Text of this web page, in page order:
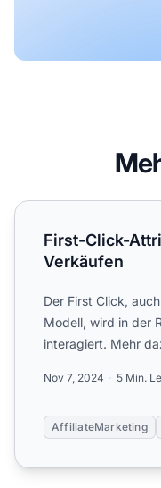
First-Click-Attribution
First-Click-
Verkäufen
Der First Click,
Modell, wird in der
interagiert. Mehr
Nov 7, 2024 5 Min.
AffiliateMarketing